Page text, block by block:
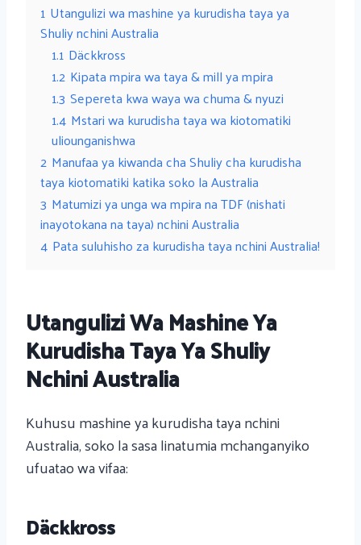
1 Utangulizi wa mashine ya kurudisha taya ya
Shuliy nchini Australia
1.1 Däckkross
1.2 Kipata mpira wa taya & mill ya mpira
1.3 Sepereta kwa waya wa chuma & nyuzi
1.4 Mstari wa kurudisha taya wa kiotomatiki
uliounganishwa
2 Manufaa ya kiwanda cha Shuliy cha kurudisha
taya kiotomatiki katika soko la Australia
3 Matumizi ya unga wa mpira na TDF (nishati
inayotokana na taya) nchini Australia
4 Pata suluhisho za kurudisha taya nchini Australia!
Utangulizi Wa Mashine Ya
Kurudisha Taya Ya Shuliy
Nchini Australia
Kuhusu mashine ya kurudisha taya nchini
Australia, soko la sasa linatumia mchanganyiko
ufuatao wa vifaa:
Däckkross